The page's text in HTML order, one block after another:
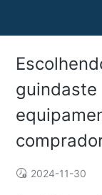
guindaste
2024-11-30